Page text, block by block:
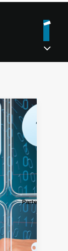
´